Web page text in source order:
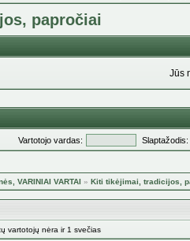
papročiai
Jūs
Vartotojo vardas: Slaptažodis:
VARINIAI VARTAI » Kiti tikėjimai, tradicijos,
vartotojų nėra ir 1 svečias